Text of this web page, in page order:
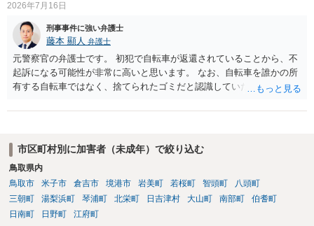
2026年7月16日
刑事事件に強い弁護士
藤本 顯人 弁護士
元警察官の弁護士です。 初犯で自転車が返還されていることから、不
起訴になる可能性が非常に高いと思います。 なお、自転車を誰かの所
有する自転車ではなく、捨てられたゴミだと認識していた場合には占
市区町村別に加害者（未成年）で絞り込む
鳥取県内
鳥取市
米子市 倉吉市 境港市 岩美町 若桜町 智頭町
八頭町
三朝町
湯梨浜町 琴浦町 北栄町 日吉津村 大山町 南部町
伯耆町
日南町
日野町 江府町